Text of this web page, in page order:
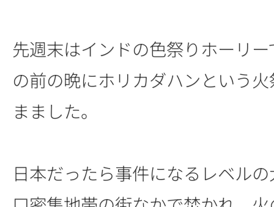
先週末はインドの色祭りホーリ
の前の晩にホリカダハンという
まました。
日本だったら事件になるレベル